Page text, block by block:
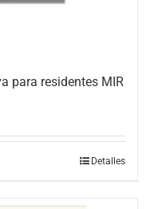
para residentes MIR
Detalles